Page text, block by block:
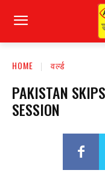
HOME वर्ल्ड
PAKISTAN
SESSION